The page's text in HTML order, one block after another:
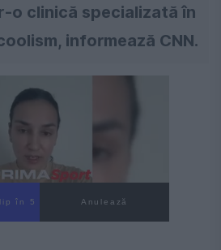
o clinică specializată în
informează CNN.
în 4 Anulează